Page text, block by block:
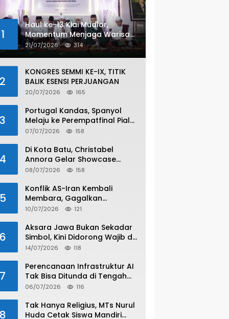
1
Haul ke-13 Kiai Mudlor,
Momentum Menjaga Warisan
Nilai Ulama
21/07/2026 314
2
KONGRES SEMMI KE-IX, TITIK
BALIK ESENSI PERJUANGAN
20/07/2026 165
3
Portugal Kandas, Spanyol
Melaju ke Perempatfinal Piala
Dunia 2026
07/07/2026 158
4
Di Kota Batu, Christabel
Annora Gelar Showcase
Spesial Satu Dekade
08/07/2026 158
5
Konflik AS-Iran Kembali
Membara, Gagalkan
Gencatan Senjata
10/07/2026 121
6
Aksara Jawa Bukan Sekadar
Simbol, Kini Didorong Wajib di
SMA/SMK
14/07/2026 118
7
Perencanaan Infrastruktur AI
Tak Bisa Ditunda di Tengah
Lonjakan Adopsi
06/07/2026 116
8
Tak Hanya Religius, MTs Nurul
Huda Cetak Siswa Mandiri